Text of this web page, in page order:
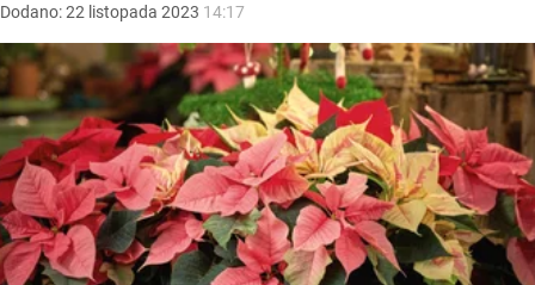
Dodano:22 listopada 2023 14:17